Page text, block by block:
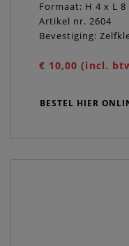
Formaat: H 4 x L 8
Artikel nr. 2604
Bevestiging:
€ 10,00 (incl.
BESTEL HIER